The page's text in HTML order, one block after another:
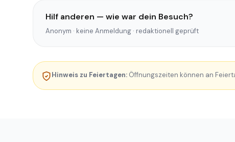
Hilf anderen — wie war dein Besuch?
Anonym · keine Anmeldung · redaktionell geprüft
Hinweis zu Feiertagen: Öffnungszeiten können an